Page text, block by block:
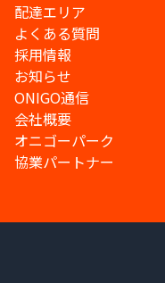
配達エリア
よくある質問
採用情報
お知らせ
ONIGO通信
会社概要
オニゴーパーク
協業パートナー